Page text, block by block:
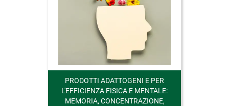
PRODOTTI ADATTOGENI E PER
L'EFFICIENZA FISICA E MENTALE:
MEMORIA, CONCENTRAZIONE,